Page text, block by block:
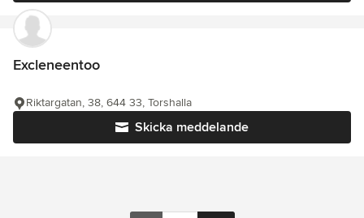
Excleneentoo
Skicka meddelande
Riktargatan, 38, 644 33, Torshalla